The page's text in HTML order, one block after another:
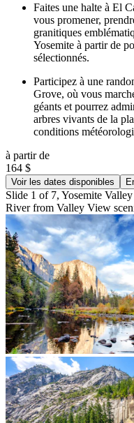
Faites une halte à El
vous promener,
granitiques
Yosemite à partir de
sélectionnés.
Participez à une
Grove, où vous
géants et pourrez
arbres vivants de la
conditions
à partir de
164 $
Voir les dates disponibles
Slide 1 of 7, Yosemite
River from Valley View